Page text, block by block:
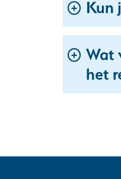
Kun
Wat
het